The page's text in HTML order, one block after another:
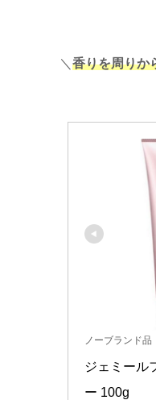
＼ 香りを周りか
ノーブランド品
ジェミール
ー 100g